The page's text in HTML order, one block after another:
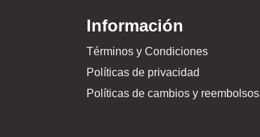
Información
Términos y Condiciones
Políticas de privacidad
Políticas de cambios y reembolsos